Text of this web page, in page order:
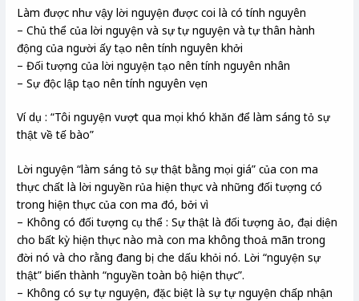
Làm được như vậy lời nguyện được coi là có tính nguyên
– Chủ thể của lời nguyện và sự tự nguyện và tự thân hành
động của người ấy tạo nên tính nguyên khởi
– Đối tượng của lời nguyện tạo nên tính nguyên nhân
– Sự độc lập tạo nên tính nguyên vẹn
Ví dụ : “Tôi nguyện vượt qua mọi khó khăn để làm sáng tỏ sự
thật về tế bào”
Lời nguyện “làm sáng tỏ sự thật bằng mọi giá” của con ma
thực chất là lời nguyền rủa hiện thực và những đối tượng có
trong hiện thực của con ma đó, bởi vì
– Không có đối tượng cụ thể : Sự thật là đối tượng ảo, đại diện
cho bất kỳ hiện thực nào mà con ma không thoả mãn trong
đời nó và cho rằng đang bị che dấu khỏi nó. Lời “nguyện sự
thật” biến thành “nguyền toàn bộ hiện thực”.
– Không có sự tự nguyện, đặc biệt là sự tự nguyện chấp nhận